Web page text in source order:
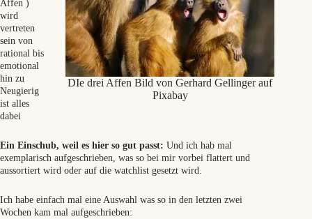
DIe drei Affen Bild von Gerhard Gellinger auf
Pixabay
Affen )
wird
vertreten
sein von
rational bis
emotional
hin zu
Neugierig
ist alles
dabei
Ein Einschub, weil es hier so gut passt: Und ich hab mal
exemplarisch aufgeschrieben, was so bei mir vorbei flattert und
aussortiert wird oder auf die watchlist gesetzt wird.
Ich habe einfach mal eine Auswahl was so in den letzten zwei
Wochen kam mal aufgeschrieben: